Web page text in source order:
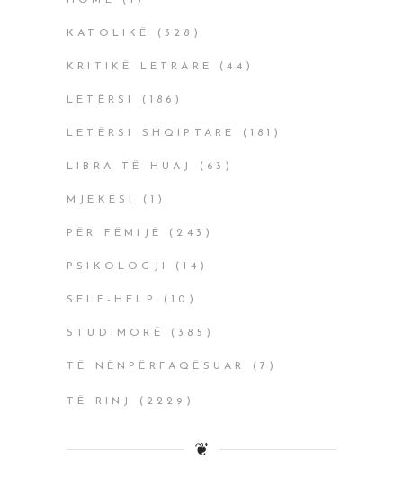
KATOLIKË (328)
KRITIKË LETRARE (44)
LETËRSI (186)
LETËRSI SHQIPTARE (181)
LIBRA TË HUAJ (63)
MJEKËSI (1)
PËR FËMIJË (243)
PSIKOLOGJI (14)
SELF-HELP (10)
STUDIMORË (385)
TË NËNPËRFAQËSUAR (7)
TË RINJ (2229)
❦